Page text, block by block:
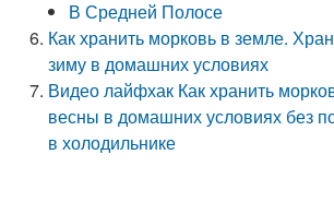
В Средней Полосе
Как хранить морковь в земле.
зиму в домашних условиях
Видео лайфхак Как хранить
весны в домашних условиях без
в холодильнике